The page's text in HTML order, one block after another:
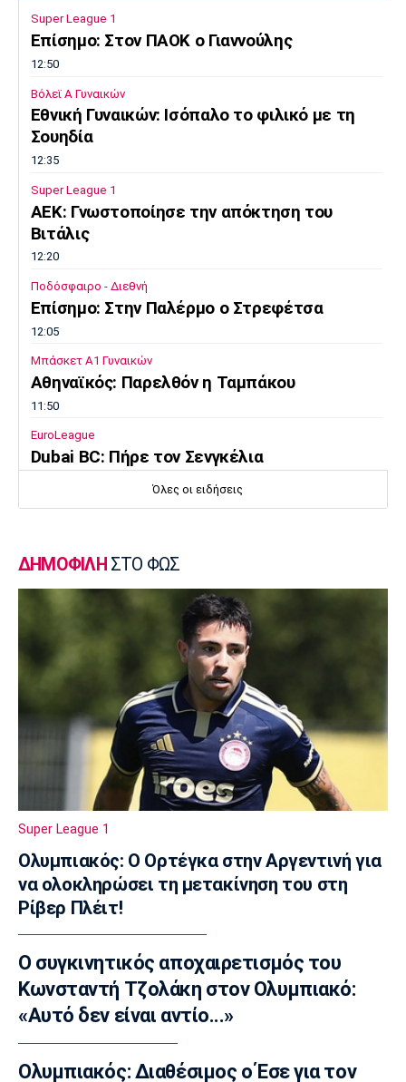
Super League 1
Επίσημο: Στον ΠΑΟΚ ο Γιαννούλης
12:50
Βόλεϊ Α Γυναικών
Εθνική Γυναικών: Ισόπαλο το φιλικό με τη
Σουηδία
12:35
Super League 1
ΑΕΚ: Γνωστοποίησε την απόκτηση του
Βιτάλις
12:20
Ποδόσφαιρο - Διεθνή
Επίσημο: Στην Παλέρμο ο Στρεφέτσα
12:05
Μπάσκετ Α1 Γυναικών
Αθηναϊκός: Παρελθόν η Ταμπάκου
11:50
EuroLeague
Dubai BC: Πήρε τον Σενγκέλια
Στίβος
δέκατος στον τελικό, ρεκόρ και πρόκριση
για τη Σαμολοδά
Ποδόσφαιρο - Εθνικές Ομάδες
FIFA: Η «συγγνώμη» προς τις 211
ομοσπονδίες και η στήριξη σε Ινφαντίνο
Παρασκήνιο
Όταν ο Στραβίνσκι διασκέδαζε με τη
μουσική του Τσάρλι Πάρκερ
Ο Γουόκερ επέστρεψε στο ΝΒΑ
10:50
EuroLeague
Χάποελ Τελ Αβίβ: Ανακοίνωσε τον
Μπουρντιλόν
10:35
EuroLeague
Χεζόνια: Το «αντίο» στη Ρεάλ Μαδρίτης
Conference League
Όλες οι ειδήσεις
ΔΗΜΟΦΙΛΗ ΣΤΟ ΦΩΣ
Super League 1
Ολυμπιακός: Ο Ορτέγκα στην Αργεντινή για
να ολοκληρώσει τη μετακίνηση του στη
Ρίβερ Πλέιτ!
Ο συγκινητικός αποχαιρετισμός του
Κωνσταντή Τζολάκη στον Ολυμπιακό:
«Αυτό δεν είναι αντίο...»
Ολυμπιακός: Διαθέσιμος ο Έσε για τον